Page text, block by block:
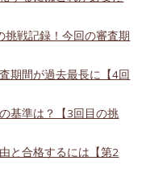
挑戦記録！今回の審査期
期間が過去最長に【4回
基準は？【3回目の挑
と合格するには【第2